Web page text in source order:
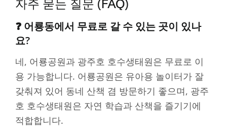
자주 묻는 질문 (FAQ)
❓ 어룡동에서 무료로 갈 수 있는 곳이 있나
요?
네, 어룡공원과 광주호 호수생태원은 무료로 이
용 가능합니다. 어룡공원은 유아용 놀이터가 잘
갖춰져 있어 동네 산책 겸 방문하기 좋으며, 광주
호 호수생태원은 자연 학습과 산책을 즐기기에
적합합니다.